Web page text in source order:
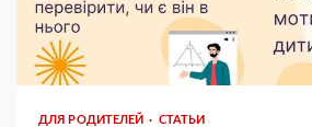
ДЛЯ РОДИТЕЛЕЙ СТАТЬИ